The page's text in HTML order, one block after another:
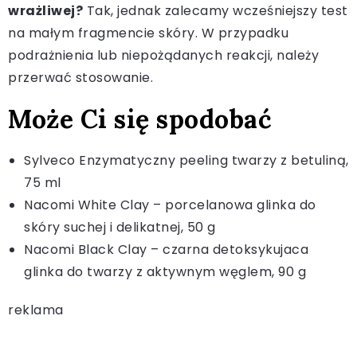
wrażliwej? Tak, jednak zalecamy wcześniejszy test
na małym fragmencie skóry. W przypadku
podrażnienia lub niepożądanych reakcji, należy
przerwać stosowanie.
Może Ci się spodobać
Sylveco Enzymatyczny peeling twarzy z betuliną,
75 ml
Nacomi White Clay – porcelanowa glinka do
skóry suchej i delikatnej, 50 g
Nacomi Black Clay – czarna detoksykujaca
glinka do twarzy z aktywnym węglem, 90 g
reklama